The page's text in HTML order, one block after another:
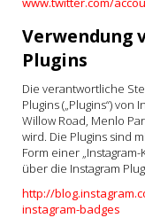
Verwendung
Plugins
Die verantwortliche
Plugins („Plugins“) von
Willow Road, Menlo
wird. Die Plugins sind
Form einer
über die Instagram
http://
instagram-badges